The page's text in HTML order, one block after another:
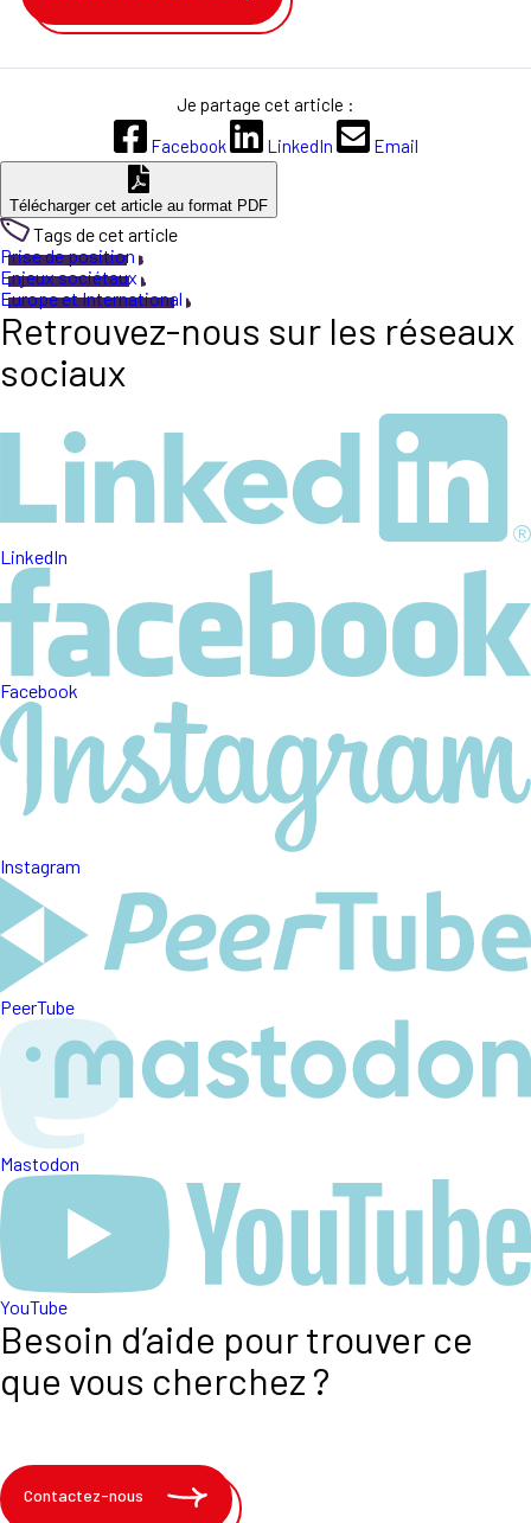
Je partage cet article :
Facebook
LinkedIn Email
Télécharger cet article au format PDF
Tags de cet article
Prise de position
Enjeux sociétaux
Europe et International
Retrouvez-nous sur les réseaux
sociaux
LinkedIn
Facebook
Instagram
PeerTube
Mastodon
YouTube
Besoin d’aide pour trouver ce
que vous cherchez ?
Contactez-nous